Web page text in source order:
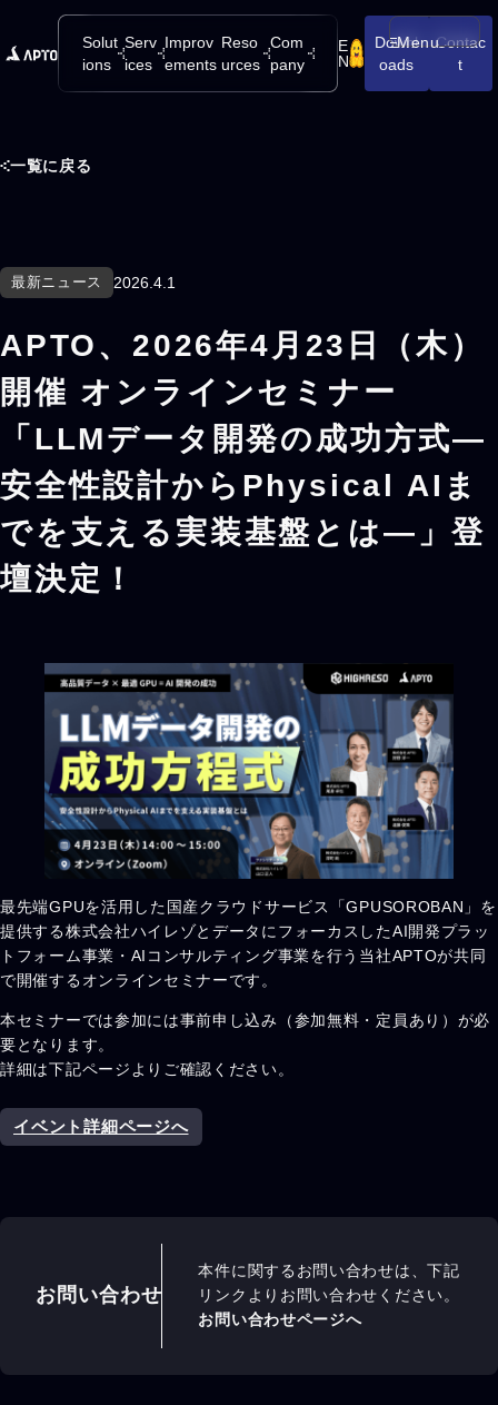
メニューを
Menu
Solut
ions
Serv
ices
Improv
ements
Reso
urces
Com
pany
E
N
Downl
oads
Contac
t
一覧に戻る
最新ニュース 2026.4.1
APTO、2026年4月23日（木）
開催 オンラインセミナー
「LLMデータ開発の成功方式―
安全性設計からPhysical AIま
でを支える実装基盤とは―」登
壇決定！
最先端GPUを活用した国産クラウドサービス「GPUSOROBAN」を
提供する株式会社ハイレゾとデータにフォーカスしたAI開発プラッ
トフォーム事業・AIコンサルティング事業を行う当社APTOが共同
で開催するオンラインセミナーです。
本セミナーでは参加には事前申し込み（参加無料・定員あり）が必
要となります。
詳細は下記ページよりご確認ください。
イベント詳細ページへ
お問い合わせ
本件に関するお問い合わせは、下記
リンクよりお問い合わせください。
お問い合わせページへ